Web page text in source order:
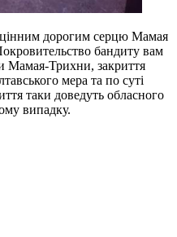
дорогим серцю Мамая
бандиту вам
Мамая-Трихни, закриття
мера та по суті
таки доведуть обласного
випадку.